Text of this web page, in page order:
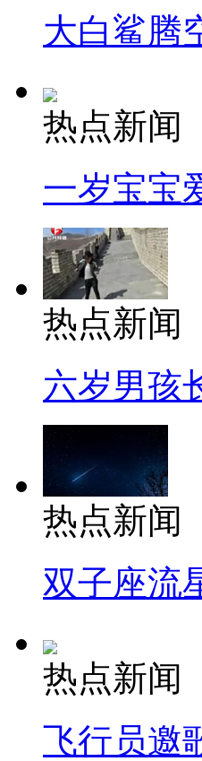
大白鲨腾
热点新闻
一岁宝宝
热点新闻
六岁男孩
热点新闻
双子座流
热点新闻
飞行员邀